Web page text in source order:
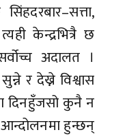
केन्द्रभित्रै छ
अदालत ।
र देख्ने विश्वास
दिनहुँजसो कुनै न
हुन्छन्